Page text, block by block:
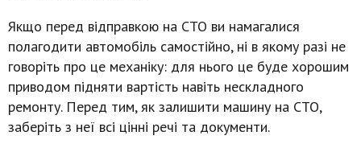
Якщо перед відправкою на СТО ви намагалися
полагодити автомобіль самостійно, ні в якому разі не
говоріть про це механіку: для нього це буде хорошим
приводом підняти вартість навіть нескладного
ремонту. Перед тим, як залишити машину на СТО,
заберіть з неї всі цінні речі та документи.